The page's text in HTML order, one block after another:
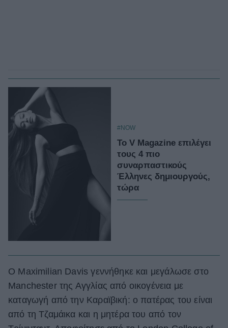
#NOW
Το V Magazine επιλέγει
τους 4 πιο
συναρπαστικούς
Έλληνες δημιουργούς,
τώρα
Ο Maximilian Davis γεννήθηκε και μεγάλωσε στο
Manchester της Αγγλίας από οικογένεια με
καταγωγή από την Καραϊβική: ο πατέρας του είναι
από τη Τζαμάικα και η μητέρα του από τον